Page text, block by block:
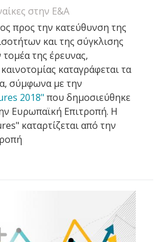
στην Ε&Α
προς την κατεύθυνση της
και της σύγκλισης
της έρευνας,
καταγράφεται τα
σύμφωνα με την
2018" που δημοσιεύθηκε
Ευρωπαϊκή Επιτροπή. Η
καταρτίζεται από την